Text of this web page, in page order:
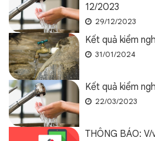
12/2023
29/12/2023
Kết quả kiểm
31/01/2024
Kết quả kiểm
22/03/2023
THÔNG BÁO: